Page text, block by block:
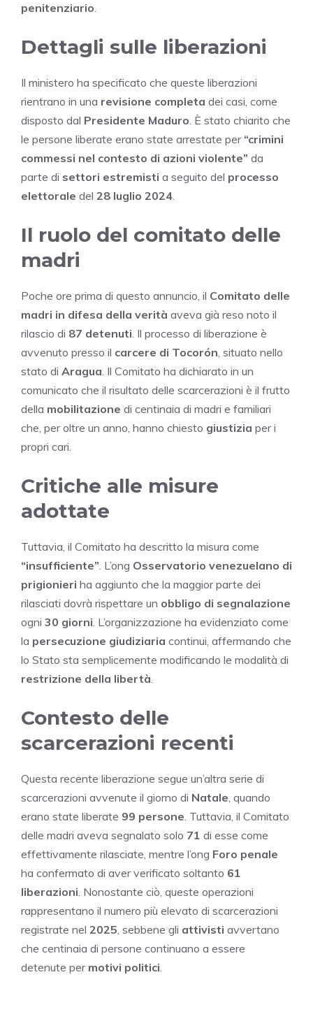
penitenziario.
Dettagli sulle liberazioni
Il ministero ha specificato che queste liberazioni
rientrano in una revisione completa dei casi, come
disposto dal Presidente Maduro. È stato chiarito che
le persone liberate erano state arrestate per “crimini
commessi nel contesto di azioni violente” da
parte di settori estremisti a seguito del processo
elettorale del 28 luglio 2024.
Il ruolo del comitato delle
madri
Poche ore prima di questo annuncio, il Comitato delle
madri in difesa della verità aveva già reso noto il
rilascio di 87 detenuti. Il processo di liberazione è
avvenuto presso il carcere di Tocorón, situato nello
stato di Aragua. Il Comitato ha dichiarato in un
comunicato che il risultato delle scarcerazioni è il frutto
della mobilitazione di centinaia di madri e familiari
che, per oltre un anno, hanno chiesto giustizia per i
propri cari.
Critiche alle misure
adottate
Tuttavia, il Comitato ha descritto la misura come
“insufficiente”. L’ong Osservatorio venezuelano di
prigionieri ha aggiunto che la maggior parte dei
rilasciati dovrà rispettare un obbligo di segnalazione
ogni 30 giorni. L’organizzazione ha evidenziato come
la persecuzione giudiziaria continui, affermando che
lo Stato sta semplicemente modificando le modalità di
restrizione della libertà.
Contesto delle
scarcerazioni recenti
Questa recente liberazione segue un’altra serie di
scarcerazioni avvenute il giorno di Natale, quando
erano state liberate 99 persone. Tuttavia, il Comitato
delle madri aveva segnalato solo 71 di esse come
effettivamente rilasciate, mentre l’ong Foro penale
ha confermato di aver verificato soltanto 61
liberazioni. Nonostante ciò, queste operazioni
rappresentano il numero più elevato di scarcerazioni
registrate nel 2025, sebbene gli attivisti avvertano
che centinaia di persone continuano a essere
detenute per motivi politici.